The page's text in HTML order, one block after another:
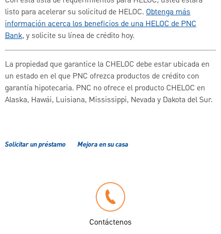
listo para acelerar su solicitud de HELOC. Obtenga más
información acerca los beneficios de una HELOC de PNC
Bank, y solicite su línea de crédito hoy.
La propiedad que garantice la CHELOC debe estar ubicada en
un estado en el que PNC ofrezca productos de crédito con
garantía hipotecaria. PNC no ofrece el producto CHELOC en
Alaska, Hawái, Luisiana, Mississippi, Nevada y Dakota del Sur.
Solicitar un préstamo Mejora en su casa
Contáctenos